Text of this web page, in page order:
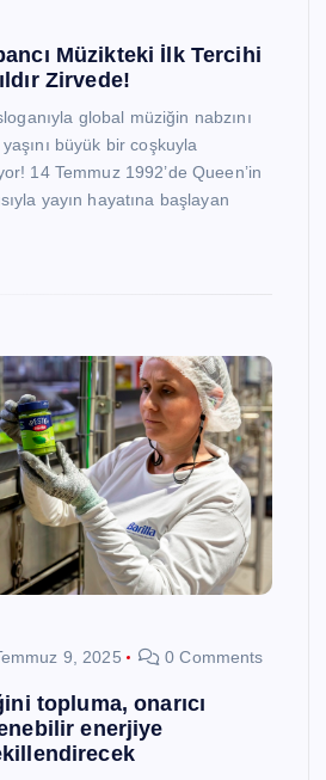
Müzikteki İlk Tercihi
Zirvede!
global müziğin nabzını
büyük bir coşkuyla
14 Temmuz 1992’de Queen’in
yayın hayatına başlayan
9, 2025 0 Comments
topluma, onarıcı
enerjiye